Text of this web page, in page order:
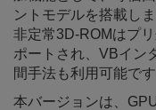
ントモデルを搭載しま
非定常3D-ROMはプ
ポートされ、VBイン
間手法も利用可能です
本バージョンは、